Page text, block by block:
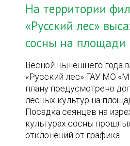
На территории
«Русский лес»
сосны на площади
Весной нынешнего года
«Русский лес» ГАУ МО
плану предусмотрено
лесных культур на
Посадка сеянцев на
культурах сосны
отклонений от графика.